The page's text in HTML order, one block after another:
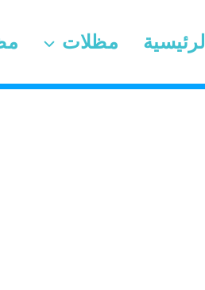
الرئيسية مظلات